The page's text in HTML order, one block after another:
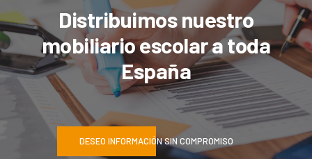
Distribuimos nuestro
mobiliario escolar a toda
España
DESEO INFORMACIÓN SIN COMPROMISO